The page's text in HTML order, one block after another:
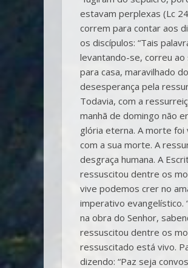
estavam perplexas (Lc
correm para contar aos
os discípulos: “Tais
levantando-se, correu ao
para casa, maravilhado
desesperança pela
Todavia, com a
manhã de domingo não
glória eterna. A morte foi
com a sua morte. A
desgraça humana. A
ressuscitou dentre os
vive podemos crer no
imperativo evangelístico.
na obra do Senhor,
ressuscitou dentre os
ressuscitado está vivo.
dizendo: “Paz seja